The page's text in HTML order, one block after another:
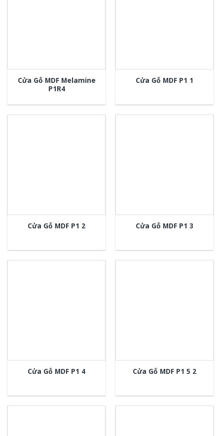
Cửa Gỗ MDF Melamine
P1R4
Cửa Gỗ MDF P1 1
Cửa Gỗ MDF P1 2 Cửa Gỗ MDF P1 3
Cửa Gỗ MDF P1 4 Cửa Gỗ MDF P1 5 2